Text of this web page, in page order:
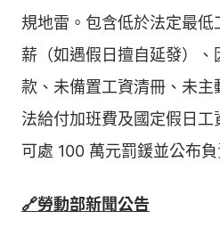
規地雷。包含低於法定最
薪（如遇假日擅自延發）
款、未備置工資清冊、未
法給付加班費及國定假日
可處 100 萬元罰鍰並公布負
🔗勞動部新聞公告